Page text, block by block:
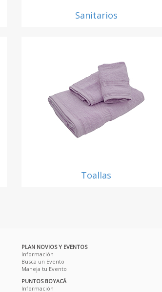
Sanitarios
Toallas
PLAN NOVIOS Y EVENTOS
Información
Busca un Evento
Maneja tu Evento
PUNTOS BOYACÁ
Información